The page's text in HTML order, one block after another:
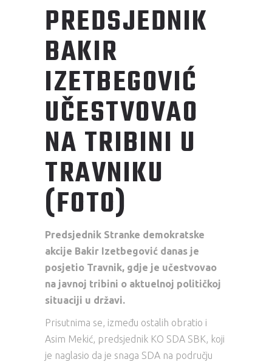
PREDSJEDNIK
BAKIR
IZETBEGOVIĆ
UČESTVOVAO
NA TRIBINI U
TRAVNIKU
(FOTO)
Predsjednik Stranke demokratske
akcije Bakir Izetbegović danas je
posjetio Travnik, gdje je učestvovao
na javnoj tribini o aktuelnoj političkoj
situaciji u državi.
Prisutnima se, između ostalih obratio i
Asim Mekić, predsjednik KO SDA SBK, koji
je naglasio da je snaga SDA na području